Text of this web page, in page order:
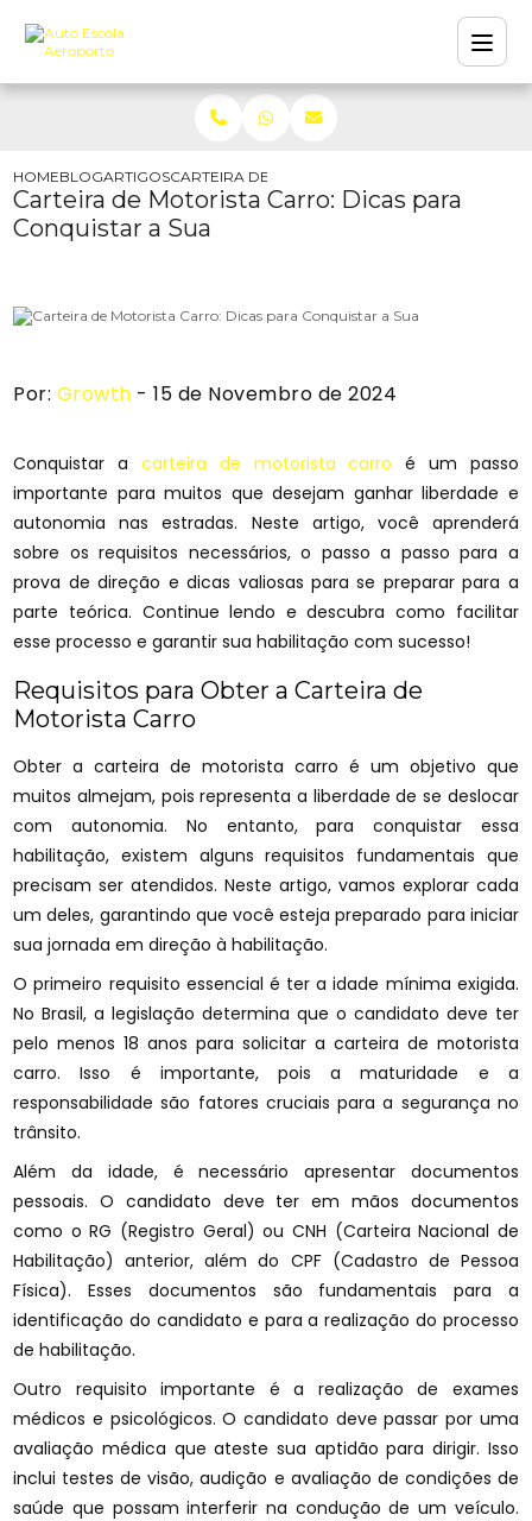
HOMEBLOGARTIGOSCARTEIRA DE MOTORISTA CARRO: DICAS PARA
Carteira de Motorista Carro: Dicas para
Conquistar a Sua
Por: Growth - 15 de Novembro de 2024
Conquistar a carteira de motorista carro é um passo
importante para muitos que desejam ganhar liberdade e
autonomia nas estradas. Neste artigo, você aprenderá
sobre os requisitos necessários, o passo a passo para a
prova de direção e dicas valiosas para se preparar para a
parte teórica. Continue lendo e descubra como facilitar
esse processo e garantir sua habilitação com sucesso!
Requisitos para Obter a Carteira de
Motorista Carro
Obter a carteira de motorista carro é um objetivo que
muitos almejam, pois representa a liberdade de se deslocar
com autonomia. No entanto, para conquistar essa
habilitação, existem alguns requisitos fundamentais que
precisam ser atendidos. Neste artigo, vamos explorar cada
um deles, garantindo que você esteja preparado para iniciar
sua jornada em direção à habilitação.
O primeiro requisito essencial é ter a idade mínima exigida.
No Brasil, a legislação determina que o candidato deve ter
pelo menos 18 anos para solicitar a carteira de motorista
carro. Isso é importante, pois a maturidade e a
responsabilidade são fatores cruciais para a segurança no
trânsito.
Além da idade, é necessário apresentar documentos
pessoais. O candidato deve ter em mãos documentos
como o RG (Registro Geral) ou CNH (Carteira Nacional de
Habilitação) anterior, além do CPF (Cadastro de Pessoa
Física). Esses documentos são fundamentais para a
identificação do candidato e para a realização do processo
de habilitação.
Outro requisito importante é a realização de exames
médicos e psicológicos. O candidato deve passar por uma
avaliação médica que ateste sua aptidão para dirigir. Isso
inclui testes de visão, audição e avaliação de condições de
saúde que possam interferir na condução de um veículo.